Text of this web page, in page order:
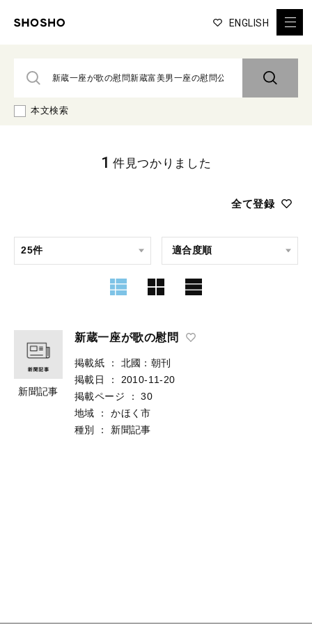
ENGLISH
本文検索
全て登録
1 件見つかりました
新聞記事
新蔵一座が歌の慰問
掲載紙 ：
北國：朝刊
掲載日
：
2010-11-20
掲載ページ
：
30
地域
：
かほく市
種別
： 新聞記事